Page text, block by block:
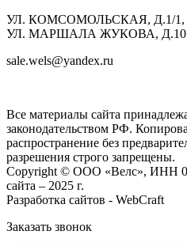
УЛ. КОМСОМОЛЬСКАЯ, Д.1/1,
УЛ. МАРШАЛА ЖУКОВА, Д.10
sale.wels@yandex.ru
Все материалы сайта
законодательством РФ.
распространение без
разрешения строго запрещены.
Copyright © ООО «Велс», ИНН
сайта – 2025 г.
Разработка сайтов - WebCraft
Заказать звонок